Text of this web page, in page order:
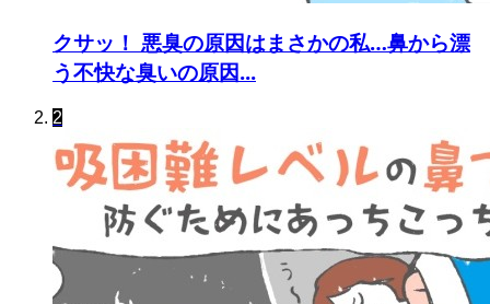
クサッ！ 悪臭の原因はまさかの私…鼻から漂
う不快な臭いの原因...
2